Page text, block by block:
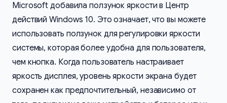
Microsoft добавила ползунок яркости в Центр
действий Windows 10. Это означает, что вы можете
использовать ползунок для регулировки яркости
системы, которая более удобна для пользователя,
чем кнопка. Когда пользователь настраивает
яркость дисплея, уровень яркости экрана будет
сохранен как предпочтительный, независимо от